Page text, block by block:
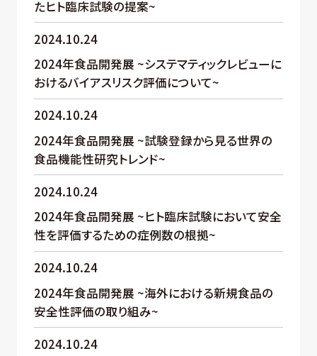
たヒト臨床試験の提案~
2024.10.24
2024年食品開発展 ~システマティックレビューに
おけるバイアスリスク評価について~
2024.10.24
2024年食品開発展 ~試験登録から見る世界の
食品機能性研究トレンド~
2024.10.24
2024年食品開発展 ~ヒト臨床試験において安全
性を評価するための症例数の根拠~
2024.10.24
2024年食品開発展 ~海外における新規食品の
安全性評価の取り組み~
2024.10.24